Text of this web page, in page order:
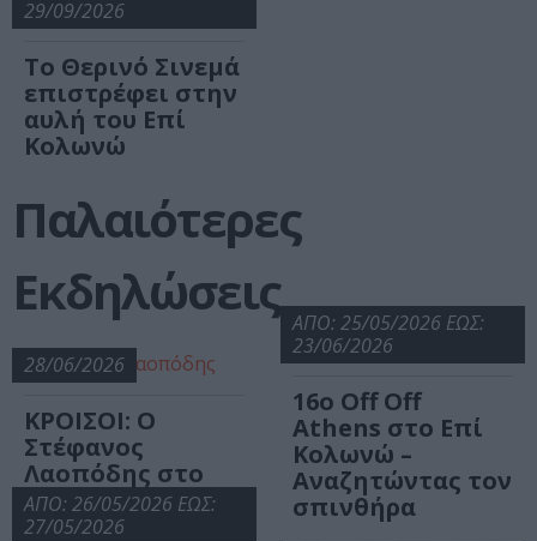
29/09/2026
Το Θερινό Σινεμά
επιστρέφει στην
αυλή του Επί
Κολωνώ
Παλαιότερες
Εκδηλώσεις
28/06/2026
ΚΡΟΙΣΟΙ: Ο
Στέφανος
Λαοπόδης στο
Επί Κολωνώ
ΑΠΟ: 25/05/2026 ΕΩΣ:
23/06/2026
16ο Off Off
Athens στο Επί
Κολωνώ –
Αναζητώντας τον
σπινθήρα
ΑΠΟ: 26/05/2026 ΕΩΣ:
27/05/2026